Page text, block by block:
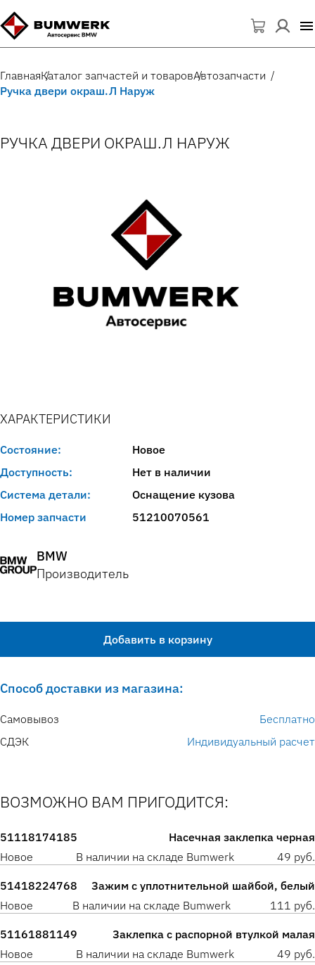
ГлавнаяКаталог запчастей и товаровАвтозапчасти
Ручка двери окраш.Л Наруж
РУЧКА ДВЕРИ ОКРАШ.Л НАРУЖ
ХАРАКТЕРИСТИКИ
Состояние:
Новое
Доступность:
Нет в наличии
Система детали:
Оснащение кузова
Номер запчасти
51210070561
BMW
Производитель
Добавить в корзину
Способ доставки из магазина:
Самовывоз
Бесплатно
СДЭК
Индивидуальный расчет
ВОЗМОЖНО ВАМ ПРИГОДИТСЯ:
51118174185
Насечная заклепка черная
Новое
В наличии на складе Bumwerk 49 руб.
51418224768
Зажим с уплотнительной шайбой, белый
Новое
В наличии на складе Bumwerk 111 руб.
51161881149
Заклепка с распорной втулкой малая
Новое
В наличии на складе Bumwerk 49 руб.